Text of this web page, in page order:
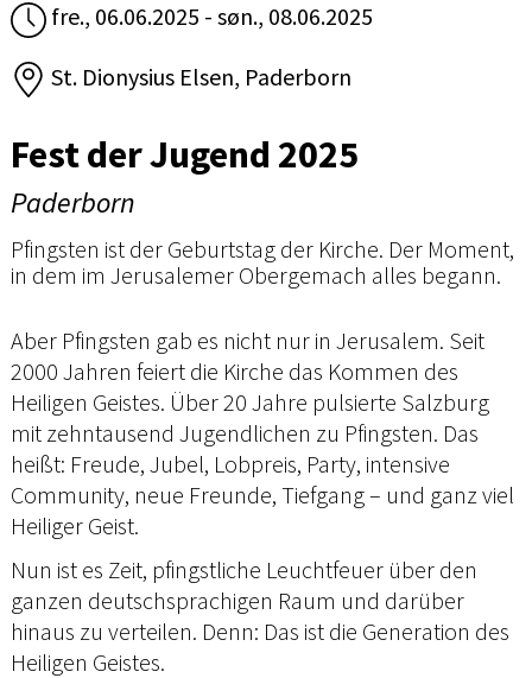
fre., 06.06.2025 - søn., 08.06.2025
St. Dionysius Elsen, Paderborn
Fest der Jugend 2025
Paderborn
Pfingsten ist der Geburtstag der Kirche. Der Moment,
in dem im Jerusalemer Obergemach alles begann.
Aber Pfingsten gab es nicht nur in Jerusalem. Seit
2000 Jahren feiert die Kirche das Kommen des
Heiligen Geistes. Über 20 Jahre pulsierte Salzburg
mit zehntausend Jugendlichen zu Pfingsten. Das
heißt: Freude, Jubel, Lobpreis, Party, intensive
Community, neue Freunde, Tiefgang – und ganz viel
Heiliger Geist.
Nun ist es Zeit, pfingstliche Leuchtfeuer über den
ganzen deutschsprachigen Raum und darüber
hinaus zu verteilen. Denn: Das ist die Generation des
Heiligen Geistes.